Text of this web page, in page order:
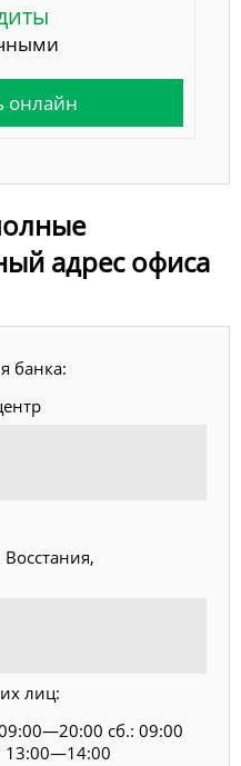
онлайн
адрес офиса
банка:
лиц:
сб.: 09:00
13:00—14:00